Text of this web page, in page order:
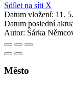
Sdílet na síti X
Datum vložení: 11.
Datum poslední
Autor: Šárka
Město